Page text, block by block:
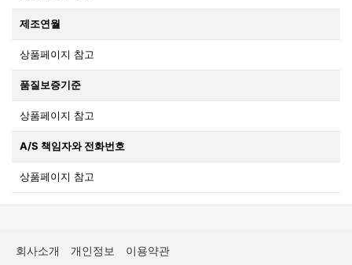
제조연월
상품페이지 참고
품질보증기준
상품페이지 참고
A/S 책임자와 전화번호
상품페이지 참고
회사소개 개인정보 이용약관